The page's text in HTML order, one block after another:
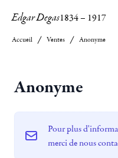
Edgar Degas1834– 1917
Accueil Ventes Anonyme
Anonyme
Pour plus
merci de nous